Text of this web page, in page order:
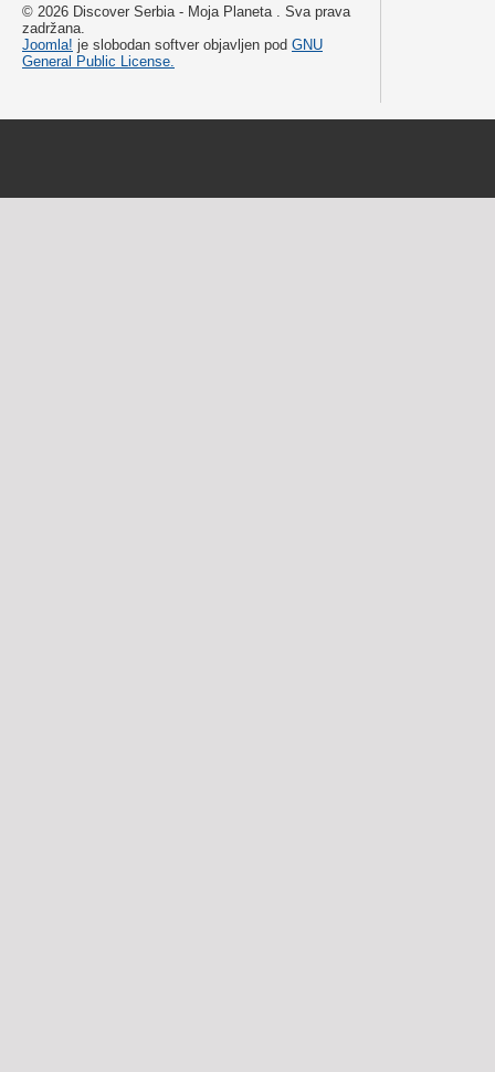
© 2026 Discover Serbia - Moja Planeta . Sva prava
zadržana.
Joomla! je slobodan softver objavljen pod GNU
General Public License.